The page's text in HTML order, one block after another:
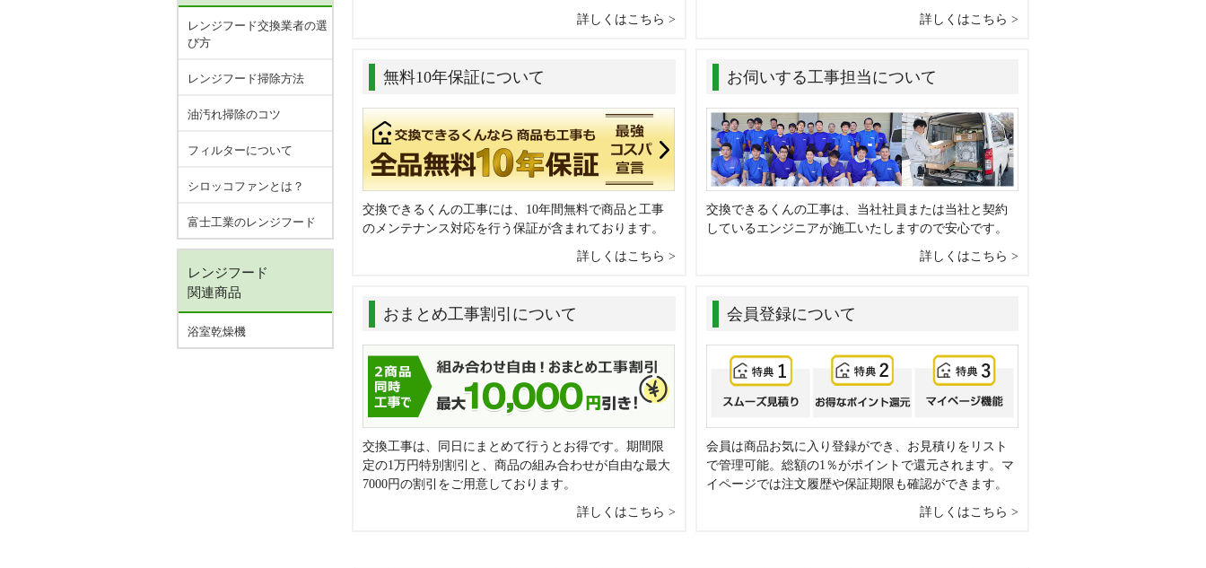
詳しくはこちら 詳しくはこちら
無料10年保証について
交換できるくんの工事には、10年間無料で商品と工事
のメンテナンス対応を行う保証が含まれております。
詳しくはこちら
お伺いする工事担当について
交換できるくんの工事は、当社社員または当社と契約
しているエンジニアが施工いたしますので安心です。
詳しくはこちら
おまとめ工事割引について
交換工事は、同日にまとめて行うとお得です。期間限
定の1万円特別割引と、商品の組み合わせが自由な最大
7000円の割引をご用意しております。
詳しくはこちら
会員登録について
会員は商品お気に入り登録ができ、お見積りをリスト
で管理可能。総額の1％がポイントで還元されます。マ
イページでは注文履歴や保証期限も確認ができます。
詳しくはこちら
レンジフード交換業者の選
び方
レンジフード掃除方法
油汚れ掃除のコツ
フィルターについて
シロッコファンとは？
富士工業のレンジフード
レンジフード
関連商品
浴室乾燥機